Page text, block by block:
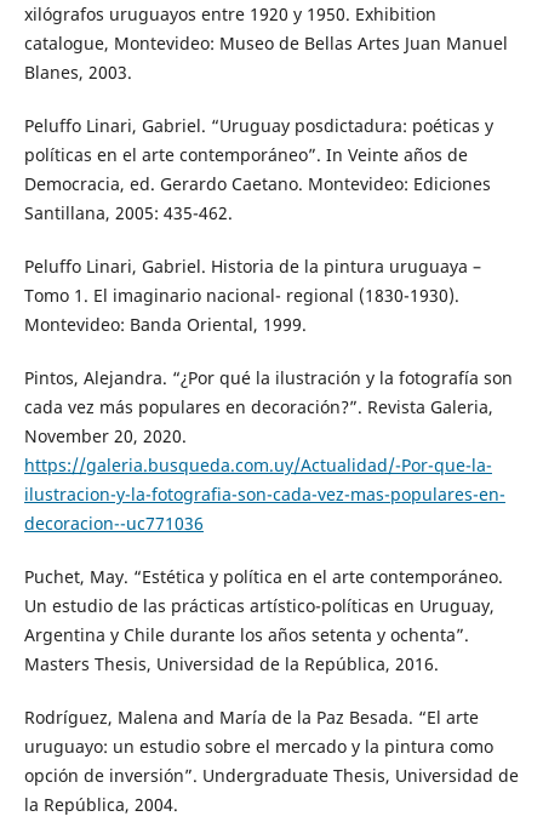
xilógrafos uruguayos entre 1920 y 1950. Exhibition
catalogue, Montevideo: Museo de Bellas Artes Juan Manuel
Blanes, 2003.
Peluffo Linari, Gabriel. “Uruguay posdictadura: poéticas y
políticas en el arte contemporáneo”. In Veinte años de
Democracia, ed. Gerardo Caetano. Montevideo: Ediciones
Santillana, 2005: 435-462.
Peluffo Linari, Gabriel. Historia de la pintura uruguaya –
Tomo 1. El imaginario nacional- regional (1830-1930).
Montevideo: Banda Oriental, 1999.
Pintos, Alejandra. “¿Por qué la ilustración y la fotografía son
cada vez más populares en decoración?”. Revista Galeria,
November 20, 2020.
https://galeria.busqueda.com.uy/Actualidad/-Por-que-la-
ilustracion-y-la-fotografia-son-cada-vez-mas-populares-en-
decoracion--uc771036
Puchet, May. “Estética y política en el arte contemporáneo.
Un estudio de las prácticas artístico-políticas en Uruguay,
Argentina y Chile durante los años setenta y ochenta”.
Masters Thesis, Universidad de la República, 2016.
Rodríguez, Malena and María de la Paz Besada. “El arte
uruguayo: un estudio sobre el mercado y la pintura como
opción de inversión”. Undergraduate Thesis, Universidad de
la República, 2004.